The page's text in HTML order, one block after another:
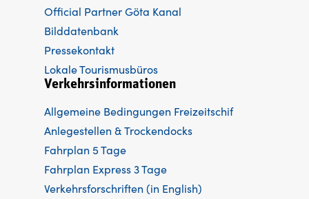
Official Partner Göta Kanal
Bilddatenbank
Pressekontakt
Lokale Tourismusbüros
Verkehrsinformationen
Allgemeine Bedingungen Freizeitschif
Anlegestellen & Trockendocks
Fahrplan 5 Tage
Fahrplan Express 3 Tage
Verkehrsforschriften (in English)